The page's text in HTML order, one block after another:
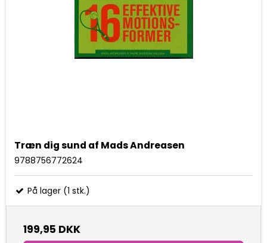
Træn dig sund af Mads Andreasen
9788756772624
På lager (1 stk.)
199,95 DKK